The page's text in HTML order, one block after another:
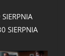
SIERPNIA